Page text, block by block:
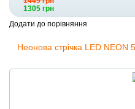
1305 грн
Додати до порівняння
Неонова стрічка LED NEON